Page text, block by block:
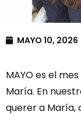
MAYO 10, 2026
MAYO es el
María. En
querer a María,